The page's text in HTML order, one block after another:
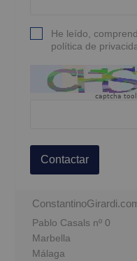
He leído,
política de
captcha
Contactar
Pablo Casals nº 0
Marbella
Málaga